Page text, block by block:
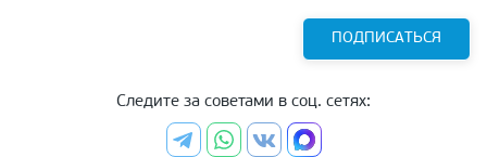
ПОДПИСАТЬСЯ
Следите за советами в соц. сетях: